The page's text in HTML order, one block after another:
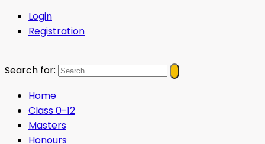
Login
Registration
Search for:
Home
Class 0-12
Masters
Honours